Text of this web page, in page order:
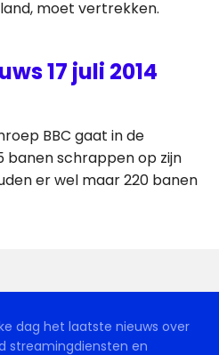
moet vertrekken.
17 juli 2014
BBC gaat in de
banen schrappen op zijn
er wel maar 220 banen
dag het laatste nieuws over
streamingdiensten en